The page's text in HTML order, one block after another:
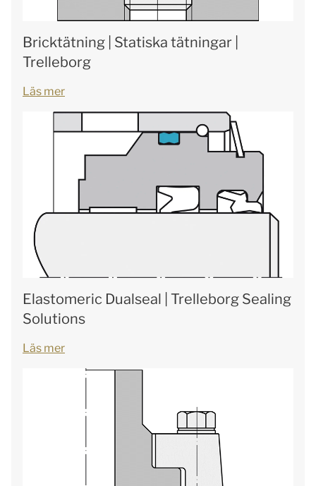
Bricktätning | Statiska tätningar |
Trelleborg
Läs mer
Elastomeric Dualseal | Trelleborg Sealing
Solutions
Läs mer